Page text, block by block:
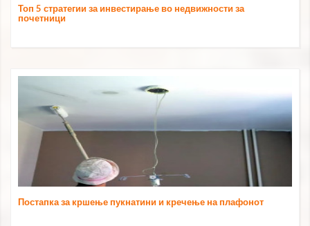
Топ 5 стратегии за инвестирање во недвижности за
почетници
Постапка за кршење пукнатини и кречење на плафонот